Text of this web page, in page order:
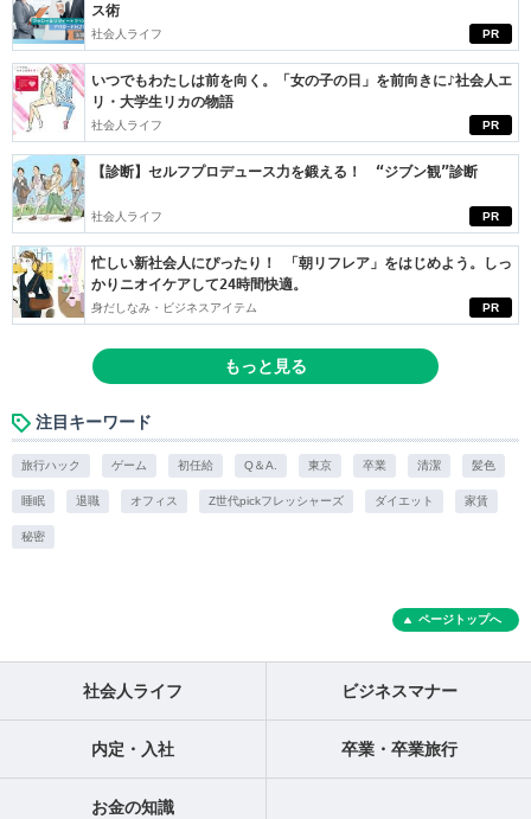
PR
ス術
社会人ライフ
PR
いつでもわたしは前を向く。「女の子の日」を前向きに♪社会人エ
リ・大学生リカの物語
社会人ライフ
PR
【診断】セルフプロデュース力を鍛える！ “ジブン観”診断
社会人ライフ
PR
忙しい新社会人にぴったり！ 「朝リフレア」をはじめよう。しっ
かりニオイケアして24時間快適。
身だしなみ・ビジネスアイテム
もっと見る
注目キーワード
旅行ハック ゲーム 初任給 Q＆A. 東京 卒業 清潔 髪色
睡眠 退職 オフィス Z世代pickフレッシャーズ ダイエット 家賃
秘密
ページトップへ
社会人ライフ ビジネスマナー
内定・入社 卒業・卒業旅行
お金の知識